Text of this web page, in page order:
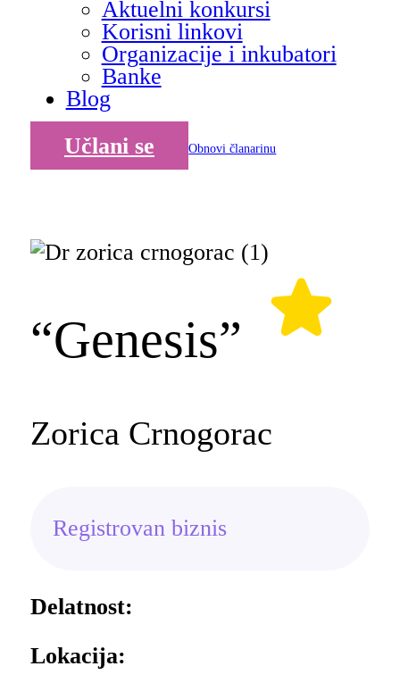
Aktuelni konkursi
Korisni linkovi
Organizacije i inkubatori
Banke
Blog
Učlani se
Obnovi članarinu
“Genesis”
Zorica Crnogorac
Registrovan biznis
Delatnost:
Lokacija: